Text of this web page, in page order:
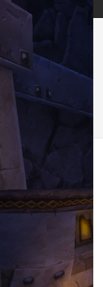
4: ВОЙНА, КОТОРАЯ